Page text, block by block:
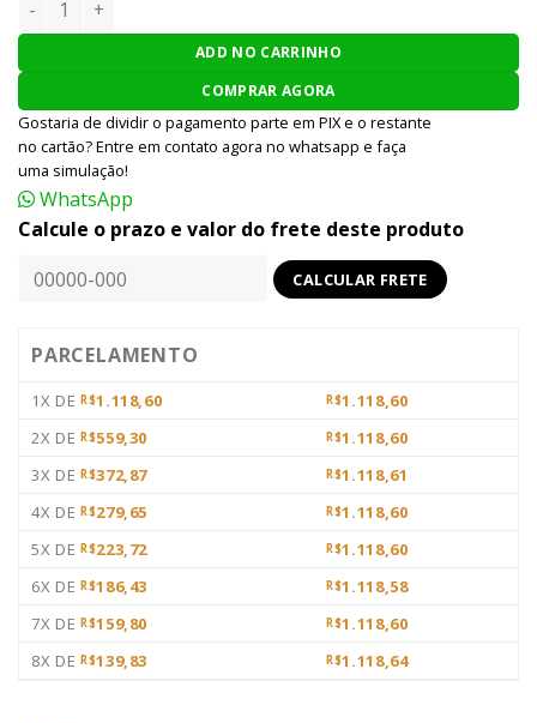
ADD NO CARRINHO
COMPRAR AGORA
Gostaria de dividir o pagamento parte em PIX e o restante
no cartão? Entre em contato agora no whatsapp e faça
uma simulação!
WhatsApp
Calcule o prazo e valor do frete deste produto
PARCELAMENTO
1X DE R$1.118,60 R$1.118,60
2X DE R$559,30 R$1.118,60
3X DE R$372,87 R$1.118,61
4X DE R$279,65 R$1.118,60
5X DE R$223,72 R$1.118,60
6X DE R$186,43 R$1.118,58
7X DE R$159,80 R$1.118,60
8X DE R$139,83 R$1.118,64